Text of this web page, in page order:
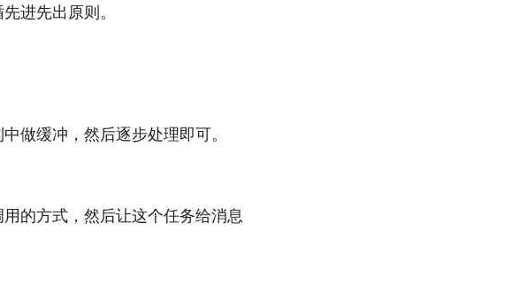
进先出原则。
做缓冲，然后逐步处理即可。
的方式，然后让这个任务给消息